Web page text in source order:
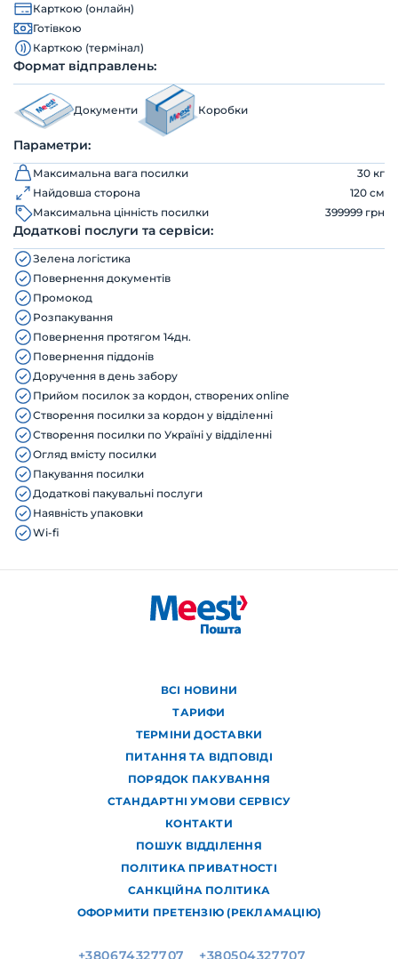
Карткою (онлайн)
Готівкою
Карткою (термінал)
Формат відправлень:
Документи Коробки
Параметри:
Максимальна вага посилки
30 кг
Найдовша сторона
120 см
Максимальна цінність посилки
399999 грн
Додаткові послуги та сервіси:
Зелена логістика
Повернення документів
Промокод
Розпакування
Повернення протягом 14дн.
Повернення піддонів
Доручення в день забору
Прийом посилок за кордон, створених online
Створення посилки за кордон у відділенні
Створення посилки по Україні у відділенні
Огляд вмісту посилки
Пакування посилки
Додаткові пакувальні послуги
Наявність упаковки
Wi-fi
ВСІ НОВИНИ
ТАРИФИ
ТЕРМІНИ ДОСТАВКИ
ПИТАННЯ ТА ВІДПОВІДІ
ПОРЯДОК ПАКУВАННЯ
СТАНДАРТНІ УМОВИ СЕРВІСУ
КОНТАКТИ
ПОШУК ВІДДІЛЕННЯ
ПОЛІТИКА ПРИВАТНОСТІ
САНКЦІЙНА ПОЛІТИКА
ОФОРМИТИ ПРЕТЕНЗІЮ (РЕКЛАМАЦІЮ)
+380674327707
+380504327707